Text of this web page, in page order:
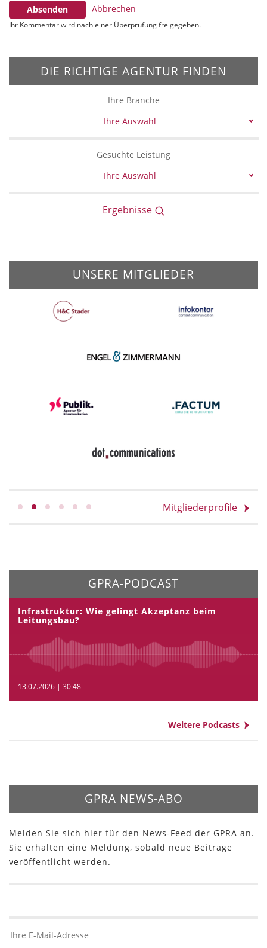
Absenden Abbrechen
Ihr Kommentar wird nach einer Überprüfung freigegeben.
DIE RICHTIGE AGENTUR FINDEN
Ihre Branche
Ihre Auswahl
Gesuchte Leistung
Ihre Auswahl
Ergebnisse
UNSERE MITGLIEDER
Mitgliederprofile
GPRA-PODCAST
Infrastruktur: Wie gelingt Akzeptanz beim
Leitungsbau?
13.07.2026 | 30:48
Weitere Podcasts
GPRA NEWS-ABO
Melden Sie sich hier für den News-Feed der GPRA an.
Sie erhalten eine Meldung, sobald neue Beiträge
veröffentlicht werden.